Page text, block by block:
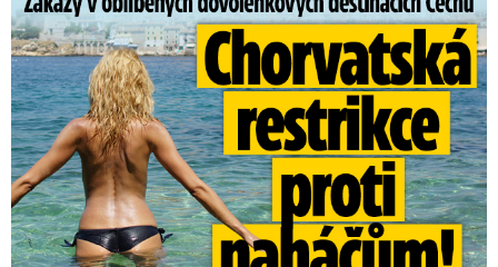
Výstraha pro celé Česko: Hrozí
náledí! Na Klínovci ale naměřili
13,4 °C, sledujte ...
V noci na Silvestra se očekávají velice nízké
teploty pod bodem mrazu,
místy až -6 °C.
Nejvyšší denní teploty 2 až 7 °C, při déletrvající